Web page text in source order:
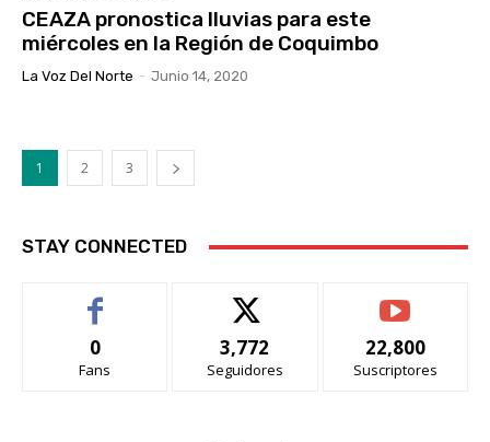
CEAZA pronostica lluvias para este
miércoles en la Región de Coquimbo
La Voz Del Norte - Junio 14, 2020
1 2 3
STAY CONNECTED
0
Fans
3,772
Seguidores
22,800
Suscriptores